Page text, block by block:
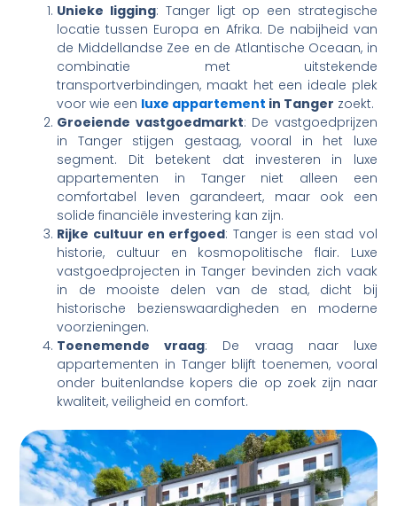
Unieke ligging: Tanger ligt op een strategische
locatie tussen Europa en Afrika. De nabijheid van
de Middellandse Zee en de Atlantische Oceaan, in
combinatie met uitstekende
transportverbindingen, maakt het een ideale plek
voor wie een luxe appartement in Tanger zoekt.
Groeiende vastgoedmarkt: De vastgoedprijzen
in Tanger stijgen gestaag, vooral in het luxe
segment. Dit betekent dat investeren in luxe
appartementen in Tanger niet alleen een
comfortabel leven garandeert, maar ook een
solide financiële investering kan zijn.
Rijke cultuur en erfgoed: Tanger is een stad vol
historie, cultuur en kosmopolitische flair. Luxe
vastgoedprojecten in Tanger bevinden zich vaak
in de mooiste delen van de stad, dicht bij
historische bezienswaardigheden en moderne
voorzieningen.
Toenemende vraag: De vraag naar luxe
appartementen in Tanger blijft toenemen, vooral
onder buitenlandse kopers die op zoek zijn naar
kwaliteit, veiligheid en comfort.